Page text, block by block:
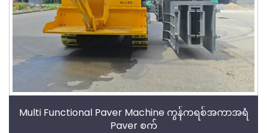
Multi Functional Paver Machine ကွန်ကရစ်အကာအရံ
Paver စက်